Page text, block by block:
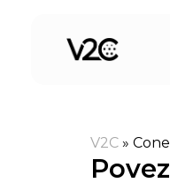
V2C »